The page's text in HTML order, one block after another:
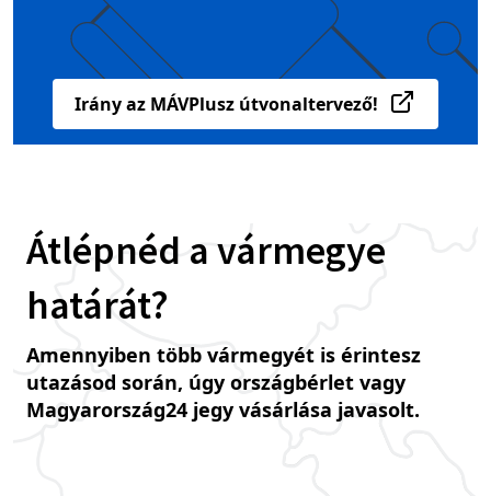
Irány az MÁVPlusz útvonaltervező!
Átlépnéd a vármegye
határát?
Amennyiben több vármegyét is érintesz
utazásod során, úgy országbérlet vagy
Magyarország24 jegy vásárlása javasolt.